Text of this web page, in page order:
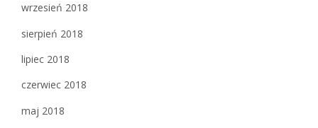
wrzesień 2018
sierpień 2018
lipiec 2018
czerwiec 2018
maj 2018